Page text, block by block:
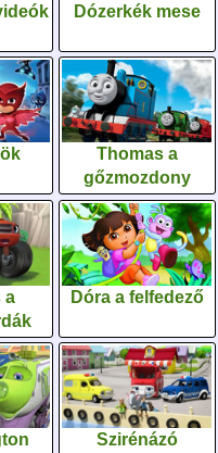
Dózerkék mese
Thomas a
gőzmozdony
a
Dóra a felfedező
Szirénázó